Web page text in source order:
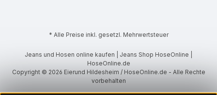
* Alle Preise inkl. gesetzl. Mehrwertsteuer
Jeans und Hosen online kaufen | Jeans Shop HoseOnline |
HoseOnline.de
Copyright © 2026 Eierund Hildesheim / HoseOnline.de - Alle Rechte
vorbehalten